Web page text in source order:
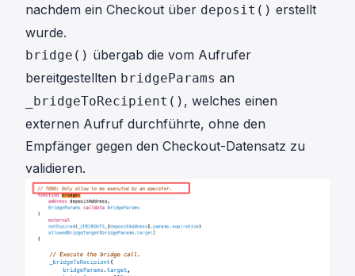
nachdem ein Checkout über deposit() erstellt
wurde.
bridge() übergab die vom Aufrufer
bereitgestellten bridgeParams an
_bridgeToRecipient() , welches einen
externen Aufruf durchführte, ohne den
Empfänger gegen den Checkout-Datensatz zu
validieren.